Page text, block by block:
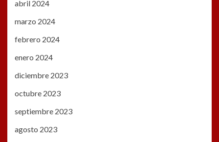
abril 2024
marzo 2024
febrero 2024
enero 2024
diciembre 2023
octubre 2023
septiembre 2023
agosto 2023